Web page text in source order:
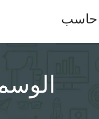
حاسب